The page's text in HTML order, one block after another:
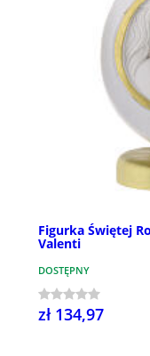
Figurka Świętej
Valenti
DOSTĘPNY
zł 134,97